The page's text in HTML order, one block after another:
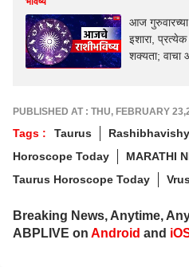
आज गुरुवारच्या
इशारा,
शक्यता; वाचा
PUBLISHED AT : THU, FEBRUARY
Tags : Taurus
Horoscope Today
MARATHI
Taurus Horoscope Today
Breaking News, Anytime,
ABPLIVE on Android and